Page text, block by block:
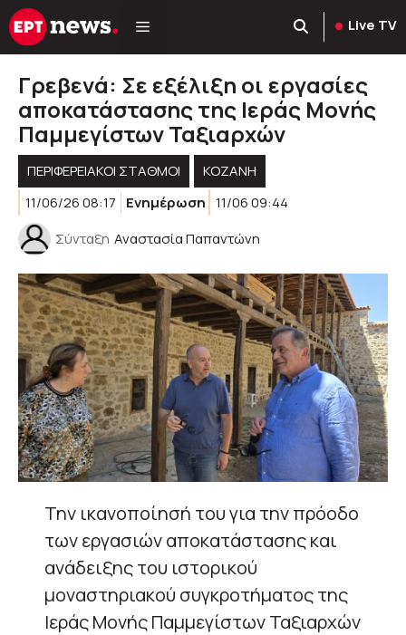
Μετάβαση
σε
Live TV
Γρεβενά: Σε εξέλιξη οι εργασίες
αποκατάστασης της Ιεράς Μονής
Παμμεγίστων Ταξιαρχών
ΠΕΡΙΦΕΡΕΙΑΚΟΊ ΣΤΑΘΜΟΊ
KOZANH
11/06/26 08:17
Ενημέρωση 11/06 09:44
Σύνταξη Αναστασία Παπαντώνη
Την ικανοποίησή του για την πρόοδο
των εργασιών αποκατάστασης και
ανάδειξης του ιστορικού
μοναστηριακού συγκροτήματος της
Ιεράς Μονής Παμμεγίστων Ταξιαρχών